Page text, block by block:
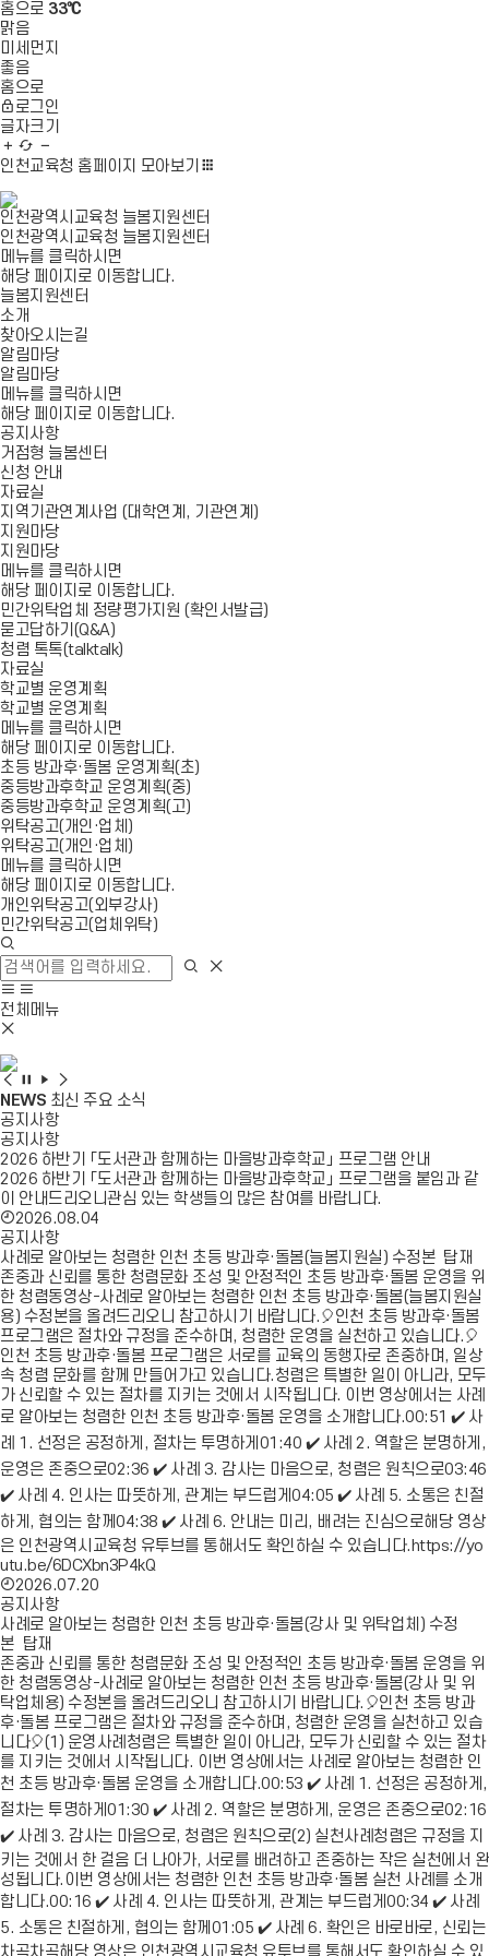
홈으로 33℃
맑음
미세먼지
좋음
홈으로
로그인
글자크기
글
자
대
새
로
침
자
소
인천교육청 홈페이지 모아보기
인천광역시교육청 늘봄지원센터
인천광역시교육청 늘봄지원센터
메뉴를 클릭하시면
해당 페이지로 이동합니다.
늘봄지원센터
소개
찾아오시는길
알림마당
알림마당
메뉴를 클릭하시면
해당 페이지로 이동합니다.
공지사항
거점형 늘봄센터
신청 안내
자료실
지역기관연계사업 (대학연계, 기관연계)
지원마당
지원마당
메뉴를 클릭하시면
해당 페이지로 이동합니다.
민간위탁업체 정량평가지원 (확인서발급)
묻고답하기(Q&A)
청렴 톡톡(talktalk)
자료실
학교별 운영계획
학교별 운영계획
메뉴를 클릭하시면
해당 페이지로 이동합니다.
초등 방과후·돌봄 운영계획(초)
중등방과후학교 운영계획(중)
중등방과후학교 운영계획(고)
위탁공고(개인·업체)
위탁공고(개인·업체)
메뉴를 클릭하시면
해당 페이지로 이동합니다.
개인위탁공고(외부강사)
민간위탁공고(업체위탁)
검
색
창
열
기
검 검
사
이
트
이
동
모
바
열
기
전체메뉴
모
일
메
뉴
닫
기
비
주
얼
이
전
비
주
얼
정
지
비
주
얼
재
생
비
주
얼
다
음
NEWS 최신 주요 소식
공지사항
공지사항
2026 하반기 「도서관과 함께하는 마을방과후학교」 프로그램 안내
2026 하반기 「도서관과 함께하는 마을방과후학교」 프로그램을 붙임과 같
이 안내드리오니관심 있는 학생들의 많은 참여를 바랍니다.
2026.08.04
공지사항
사례로 알아보는 청렴한 인천 초등 방과후·돌봄(늘봄지원실) 수정본 탑재
존중과 신뢰를 통한 청렴문화 조성 및 안정적인 초등 방과후·돌봄 운영을 위
한 청렴동영상-사례로 알아보는 청렴한 인천 초등 방과후·돌봄(늘봄지원실
용) 수정본을 올려드리오니 참고하시기 바랍니다.🎈인천 초등 방과후·돌봄
프로그램은 절차와 규정을 준수하며, 청렴한 운영을 실천하고 있습니다.🎈
인천 초등 방과후·돌봄 프로그램은 서로를 교육의 동행자로 존중하며, 일상
속 청렴 문화를 함께 만들어가고 있습니다.청렴은 특별한 일이 아니라, 모두
가 신뢰할 수 있는 절차를 지키는 것에서 시작됩니다. 이번 영상에서는 사례
로 알아보는 청렴한 인천 초등 방과후·돌봄 운영을 소개합니다.00:51 ✔️ 사
례 1. 선정은 공정하게, 절차는 투명하게01:40 ✔️ 사례 2. 역할은 분명하게,
운영은 존중으로02:36 ✔️ 사례 3. 감사는 마음으로, 청렴은 원칙으로03:46
✔️ 사례 4. 인사는 따뜻하게, 관계는 부드럽게04:05 ✔️ 사례 5. 소통은 친절
하게, 협의는 함께04:38 ✔️ 사례 6. 안내는 미리, 배려는 진심으로해당 영상
은 인천광역시교육청 유투브를 통해서도 확인하실 수 있습니다.https://yo
utu.be/6DCXbn3P4kQ
2026.07.20
공지사항
사례로 알아보는 청렴한 인천 초등 방과후·돌봄(강사 및 위탁업체) 수정
본 탑재
존중과 신뢰를 통한 청렴문화 조성 및 안정적인 초등 방과후·돌봄 운영을 위
한 청렴동영상-사례로 알아보는 청렴한 인천 초등 방과후·돌봄(강사 및 위
탁업체용) 수정본을 올려드리오니 참고하시기 바랍니다.🎈인천 초등 방과
후·돌봄 프로그램은 절차와 규정을 준수하며, 청렴한 운영을 실천하고 있습
니다🎈(1) 운영사례청렴은 특별한 일이 아니라, 모두가 신뢰할 수 있는 절차
를 지키는 것에서 시작됩니다. 이번 영상에서는 사례로 알아보는 청렴한 인
천 초등 방과후·돌봄 운영을 소개합니다.00:53 ✔️ 사례 1. 선정은 공정하게,
절차는 투명하게01:30 ✔️ 사례 2. 역할은 분명하게, 운영은 존중으로02:16
✔️ 사례 3. 감사는 마음으로, 청렴은 원칙으로(2) 실천사례청렴은 규정을 지
키는 것에서 한 걸음 더 나아가, 서로를 배려하고 존중하는 작은 실천에서 완
성됩니다.이번 영상에서는 청렴한 인천 초등 방과후·돌봄 실천 사례를 소개
합니다.00:16 ✔️ 사례 4. 인사는 따뜻하게, 관계는 부드럽게00:34 ✔️ 사례
5. 소통은 친절하게, 협의는 함께01:05 ✔️ 사례 6. 확인은 바로바로, 신뢰는
차곡차곡해당 영상은 인천광역시교육청 유투브를 통해서도 확인하실 수 있